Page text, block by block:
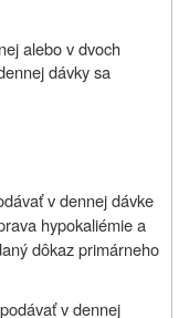
alebo v dvoch
dávky sa
v dennej dávke
hypokaliémie a
dôkaz primárneho
v dennej